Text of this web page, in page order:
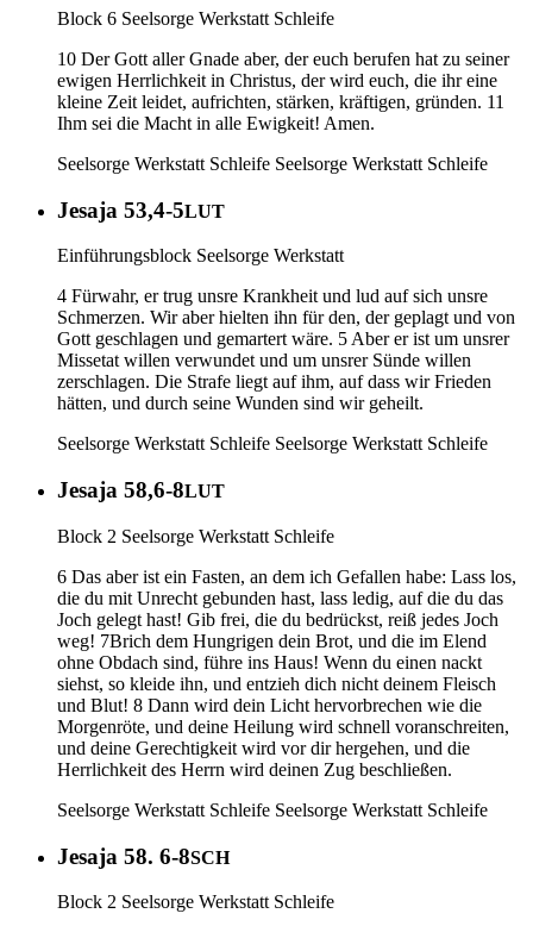
Block 6 Seelsorge Werkstatt Schleife
10 Der Gott aller Gnade aber, der euch berufen hat zu seiner
ewigen Herrlichkeit in Christus, der wird euch, die ihr eine
kleine Zeit leidet, aufrichten, stärken, kräftigen, gründen. 11
Ihm sei die Macht in alle Ewigkeit! Amen.
Seelsorge Werkstatt Schleife Seelsorge Werkstatt Schleife
Jesaja 53,4-5LUT
Einführungsblock Seelsorge Werkstatt
4 Fürwahr, er trug unsre Krankheit und lud auf sich unsre
Schmerzen. Wir aber hielten ihn für den, der geplagt und von
Gott geschlagen und gemartert wäre. 5 Aber er ist um unsrer
Missetat willen verwundet und um unsrer Sünde willen
zerschlagen. Die Strafe liegt auf ihm, auf dass wir Frieden
hätten, und durch seine Wunden sind wir geheilt.
Seelsorge Werkstatt Schleife Seelsorge Werkstatt Schleife
Jesaja 58,6-8LUT
Block 2 Seelsorge Werkstatt Schleife
6 Das aber ist ein Fasten, an dem ich Gefallen habe: Lass los,
die du mit Unrecht gebunden hast, lass ledig, auf die du das
Joch gelegt hast! Gib frei, die du bedrückst, reiß jedes Joch
weg! 7Brich dem Hungrigen dein Brot, und die im Elend
ohne Obdach sind, führe ins Haus! Wenn du einen nackt
siehst, so kleide ihn, und entzieh dich nicht deinem Fleisch
und Blut! 8 Dann wird dein Licht hervorbrechen wie die
Morgenröte, und deine Heilung wird schnell voranschreiten,
und deine Gerechtigkeit wird vor dir hergehen, und die
Herrlichkeit des Herrn wird deinen Zug beschließen.
Seelsorge Werkstatt Schleife Seelsorge Werkstatt Schleife
Jesaja 58. 6-8SCH
Block 2 Seelsorge Werkstatt Schleife